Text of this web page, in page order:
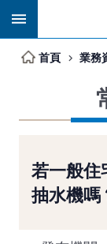
跳到主要內容區塊
首頁 業務
若一般住
抽水機嗎